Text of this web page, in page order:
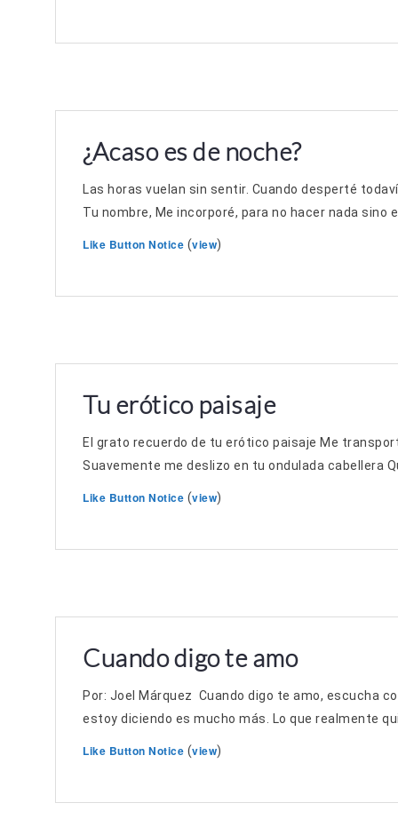
¿Acaso es de noche?
Las horas vuelan sin sentir. Cuando desperté
Tu nombre, Me incorporé, para no hacer nada sino
Like Button Notice (view)
Tu erótico paisaje
El grato recuerdo de tu erótico paisaje Me
Suavemente me deslizo en tu ondulada cabellera
Like Button Notice (view)
Cuando digo te amo
Por: Joel Márquez Cuando digo te amo, escucha
estoy diciendo es mucho más. Lo que realmente
Like Button Notice (view)